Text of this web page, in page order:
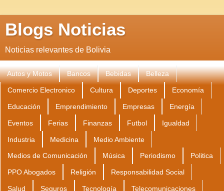
Blogs Noticias
Noticias relevantes de Bolivia
Autos y Motos Bancos Bebidas Belleza
Comercio Electronico Cultura Deportes Economía
Educación Emprendimiento Empresas Energía
Eventos Ferias Finanzas Futbol Igualdad
Industria Medicina Medio Ambiente
Medios de Comunicación Música Periodismo Politica
PPO Abogados Religión Responsabilidad Social
Salud Seguros Tecnología Telecomunicaciones